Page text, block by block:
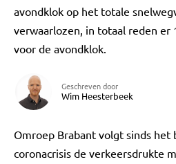
avondklok op het totale
verwaarlozen, in totaal reden er
voor de avondklok.
Geschreven door
Wim Heesterbeek
Omroep Brabant volgt sinds het
coronacrisis de verkeersdrukte